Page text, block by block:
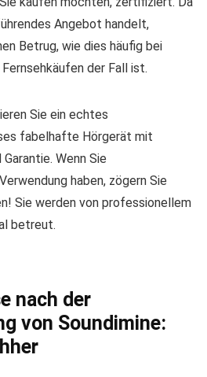
Angebot handelt,
Betrug, wie dies häufig bei
der Fall ist.
Sie ein echtes
fabelhafte Hörgerät mit
Wenn Sie
haben, zögern Sie
Sie werden von professionellem
betreut.
nach der
von Soundimine: